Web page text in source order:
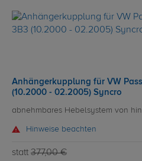
Anhängerkupplung für VW
(10.2000 - 02.2005) Syncro
abnehmbares Hebelsystem von
Hinweise beachten
statt 377,00 €